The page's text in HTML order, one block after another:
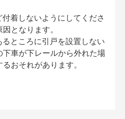
着しないようにしてくださ
となります。
ところに引戸を設置しない
下車が下レールから外れた場
おそれがあります。